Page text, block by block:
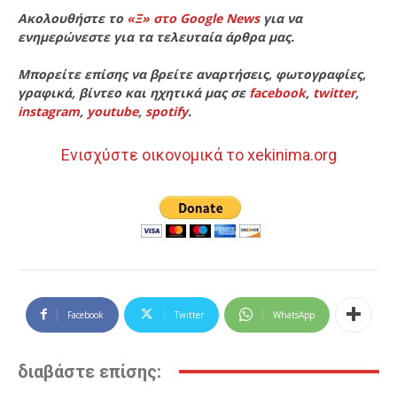
Ακολουθήστε το «Ξ» στο Google Newsγια να
ενημερώνεστε για τα τελευταία άρθρα μας.
Μπορείτε επίσης να βρείτε αναρτήσεις, φωτογραφίες,
γραφικά, βίντεο και ηχητικά μας σε facebook, twitter,
instagram, youtube, spotify.
Ενισχύστε οικονομικά το xekinima.org
Facebook Twitter WhatsApp
διαβάστε επίσης: